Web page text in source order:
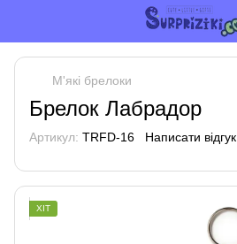
М'які брелоки
Брелок Лабрадор
Артикул: TRFD-16 Написати відгук
ХІТ